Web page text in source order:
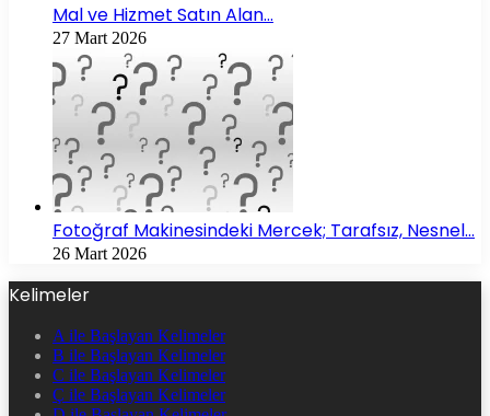
Mal ve Hizmet Satın Alan…
27 Mart 2026
Fotoğraf Makinesindeki Mercek; Tarafsız, Nesnel…
26 Mart 2026
Kelimeler
A ile Başlayan Kelimeler
B ile Başlayan Kelimeler
C ile Başlayan Kelimeler
Ç ile Başlayan Kelimeler